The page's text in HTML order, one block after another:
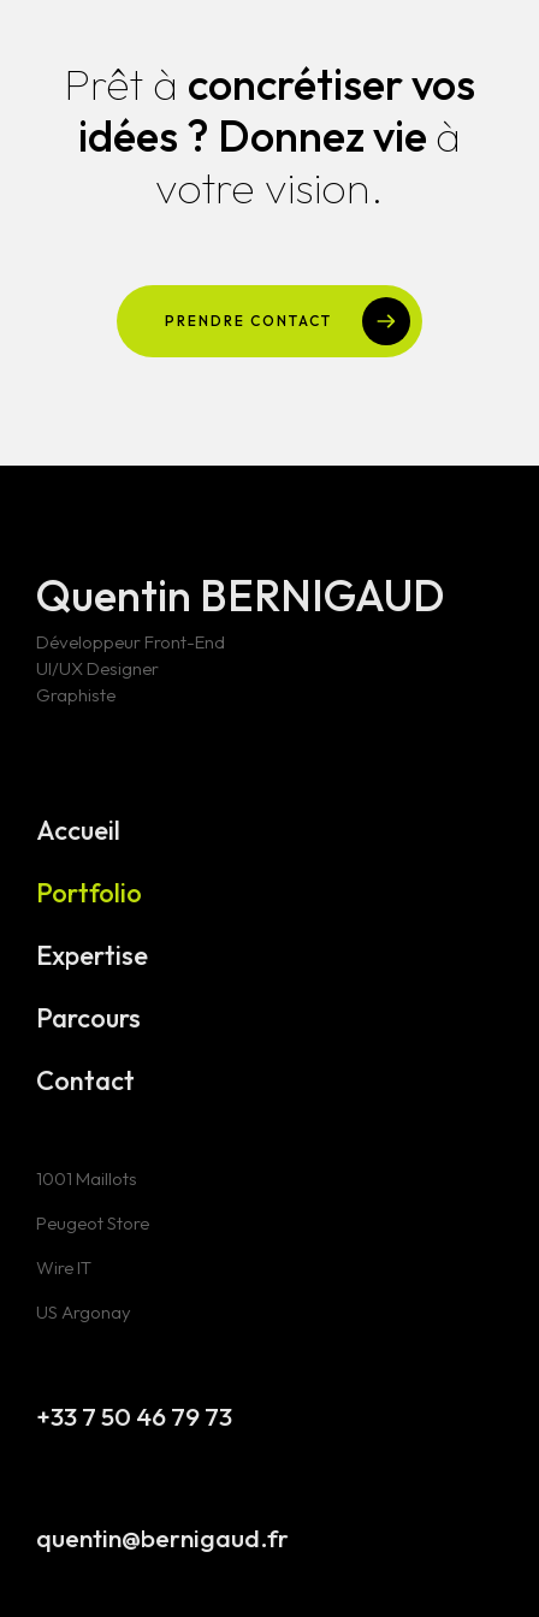
Prêt à concrétiser vos
idées ? Donnez vie à
votre vision.
PRENDRE CONTACT
Quentin BERNIGAUD
Développeur Front-End
UI/UX Designer
Graphiste
Accueil
Portfolio
Expertise
Parcours
Contact
1001 Maillots
Peugeot Store
Wire IT
US Argonay
+33 7 50 46 79 73
quentin@bernigaud.fr